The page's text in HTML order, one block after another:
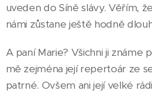
uveden do Síně slávy. Věřím,
námi zůstane ještě hodně
A paní Marie? Všichni ji
mě zejména její repertoár ze
patrné. Ovšem ani její velké